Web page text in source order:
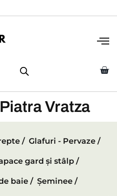
Vratza
/ Glafuri - Pervaze /
gard și stâlp /
baie / Șeminee /